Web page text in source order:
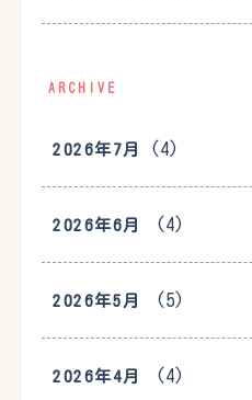
ARCHIVE
2026年7月 (4)
2026年6月 (4)
2026年5月 (5)
2026年4月 (4)